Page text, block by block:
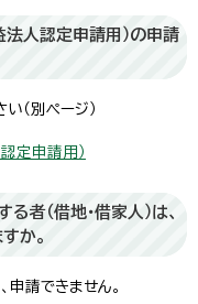
人認定申請用）の申請
（別ページ）
定申請用）
（借地・借家人）は、
か。
請できません。